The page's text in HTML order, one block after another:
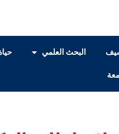
البحث العلمي